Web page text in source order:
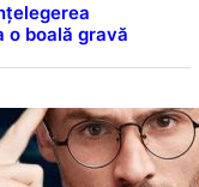
o boală gravă
Semnele unui IQ